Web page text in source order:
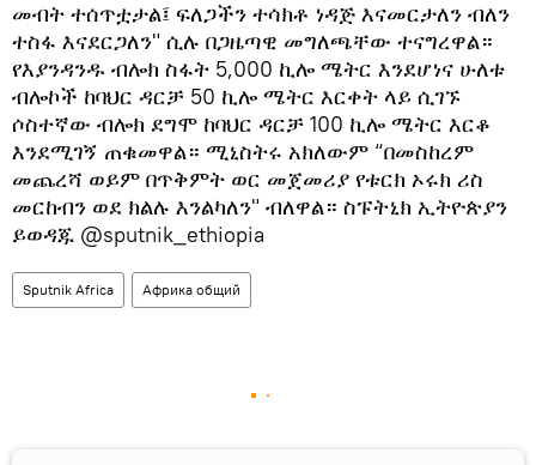
መብት ተሰጥቷታል፤ ፍለጋችን ተሳክቶ ነዳጅ እናመርታለን ብለን
ተስፋ እናደርጋለን" ሲሉ በጋዜጣዊ መግለጫቸው ተናግረዋል።
የእያንዳንዱ ብሎክ ስፋት 5,000 ኪሎ ሜትር እንደሆነና ሁለቱ
ብሎኮች ከባህር ዳርቻ 50 ኪሎ ሜትር እርቀት ላይ ሲገኙ
ሶስተኛው ብሎክ ደግሞ ከባህር ዳርቻ 100 ኪሎ ሜትር እርቆ
እንደሚገኝ ጠቁመዋል። ሚኒስትሩ አክለውም “በመስከረም
መጨረሻ ወይም በጥቅምት ወር መጀመሪያ የቱርክ ኦሩክ ሪስ
መርከብን ወደ ክልሉ እንልካለን" ብለዋል። ስፑትኒክ ኢትዮጵያን
ይወዳጁ @sputnik_ethiopia
Sputnik Africa Африка общий